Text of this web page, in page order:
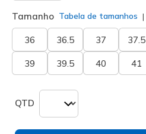
Tamanho Tabela de tamanhos
36 36.5 37 37.5
39 39.5 40 41
QTD